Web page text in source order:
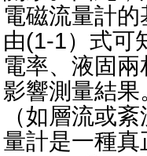
電磁流量計
由(1-1）式可知
電率、液固
影響測量結果
（如層流或
量計是一種真